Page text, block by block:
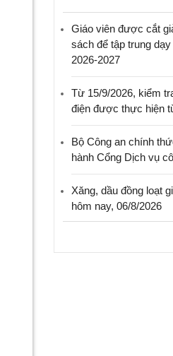
Giáo viên được cắt
sách để tập trung
2026-2027
Từ 15/9/2026, kiểm
điện được thực hiện
Bộ Công an chính
hành Cổng Dịch vụ
Xăng, dầu đồng loạt
hôm nay, 06/8/2026